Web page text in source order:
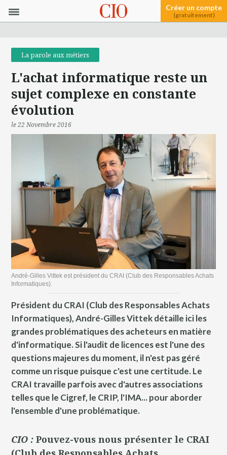
Créer un compte
(gratuitement)
La parole aux métiers
L'achat informatique reste un
sujet complexe en constante
évolution
le 22 Novembre 2016
André-Gilles Vittek est président du CRAI (Club des Responsables Achats
Informatiques).
Président du CRAI (Club des Responsables Achats
Informatiques), André-Gilles Vittek détaille ici les
grandes problématiques des acheteurs en matière
d'informatique. Si l'audit de licences est l'une des
questions majeures du moment, il n'est pas géré
comme un risque puisque c'est une certitude. Le
CRAI travaille parfois avec d'autres associations
telles que le Cigref, le CRIP, l'IMA... pour aborder
l'ensemble d'une problématique.
CIO :Pouvez-vous nous présenter le CRAI